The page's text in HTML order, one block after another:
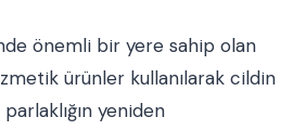
önemli bir yere sahip olan
ürünler kullanılarak cildin
yeniden